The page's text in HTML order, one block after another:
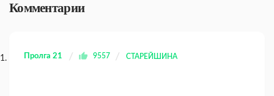
Комментарии
Пролга 21 9557 СТАРЕЙШИНА